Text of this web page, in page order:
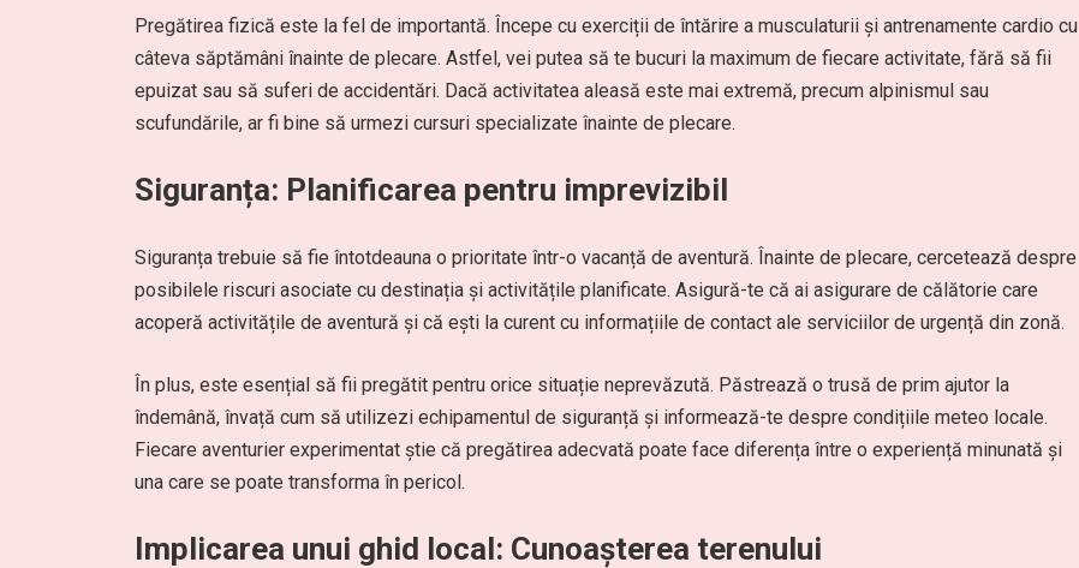
Pregătirea fizică este la fel de importantă. Începe cu exerciții de întărire a musculaturii și antrenamente cardio cu
câteva săptămâni înainte de plecare. Astfel, vei putea să te bucuri la maximum de fiecare activitate, fără să fii
epuizat sau să suferi de accidentări. Dacă activitatea aleasă este mai extremă, precum alpinismul sau
scufundările, ar fi bine să urmezi cursuri specializate înainte de plecare.
Siguranța: Planificarea pentru imprevizibil
Siguranța trebuie să fie întotdeauna o prioritate într-o vacanță de aventură. Înainte de plecare, cercetează despre
posibilele riscuri asociate cu destinația și activitățile planificate. Asigură-te că ai asigurare de călătorie care
acoperă activitățile de aventură și că ești la curent cu informațiile de contact ale serviciilor de urgență din zonă.
În plus, este esențial să fii pregătit pentru orice situație neprevăzută. Păstrează o trusă de prim ajutor la
îndemână, învață cum să utilizezi echipamentul de siguranță și informează-te despre condițiile meteo locale.
Fiecare aventurier experimentat știe că pregătirea adecvată poate face diferența între o experiență minunată și
una care se poate transforma în pericol.
Implicarea unui ghid local: Cunoașterea terenului